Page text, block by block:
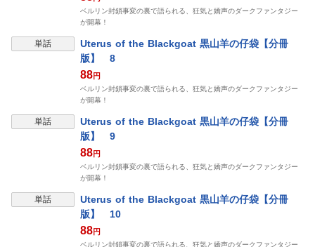
ベルリン封鎖事変の裏で語られる、狂気と嬌声のダークファンタジー
が開幕！
単話
Uterus of the Blackgoat 黒山羊の仔袋【分冊
版】 8
88円
ベルリン封鎖事変の裏で語られる、狂気と嬌声のダークファンタジー
が開幕！
単話
Uterus of the Blackgoat 黒山羊の仔袋【分冊
版】 9
88円
ベルリン封鎖事変の裏で語られる、狂気と嬌声のダークファンタジー
が開幕！
単話
Uterus of the Blackgoat 黒山羊の仔袋【分冊
版】 10
88円
ベルリン封鎖事変の裏で語られる、狂気と嬌声のダークファンタジー